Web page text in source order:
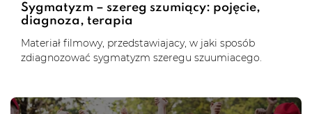
Sygmatyzm – szereg szumiący: pojęcie,
diagnoza, terapia
Materiał filmowy, przedstawiajacy, w jaki sposób
zdiagnozować sygmatyzm szeregu szuumiacego.